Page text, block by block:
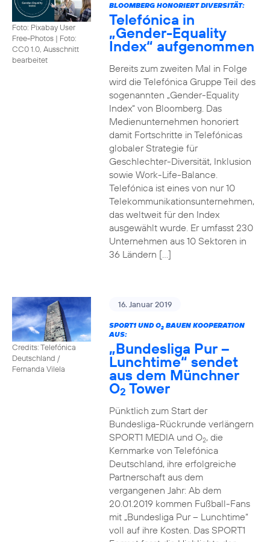
Foto: Pixabay User
Free-Photos | Foto:
CC0 1.0, Ausschnitt
bearbeitet
BLOOMBERG HONORIERT DIVERSITÄT:
Telefónica in
„Gender-Equality
Index“ aufgenommen
Bereits zum zweiten Mal in Folge
wird die Telefónica Gruppe Teil des
sogenannten „Gender-Equality
Index“ von Bloomberg. Das
Medienunternehmen honoriert
damit Fortschritte in Telefónicas
globaler Strategie für
Geschlechter-Diversität, Inklusion
sowie Work-Life-Balance.
Telefónica ist eines von nur 10
Telekommunikationsunternehmen,
das weltweit für den Index
ausgewählt wurde. Er umfasst 230
Unternehmen aus 10 Sektoren in
36 Ländern […]
Credits: Telefónica
Deutschland /
Fernanda Vilela
16. Januar 2019
SPORT1 UND O2BAUEN KOOPERATION
AUS:
„Bundesliga Pur –
Lunchtime“ sendet
aus dem Münchner
O2 Tower
Pünktlich zum Start der
Bundesliga-Rückrunde verlängern
SPORT1 MEDIA und O2, die
Kernmarke von Telefónica
Deutschland, ihre erfolgreiche
Partnerschaft aus dem
vergangenen Jahr: Ab dem
20.01.2019 kommen Fußball-Fans
mit „Bundesliga Pur – Lunchtime“
voll auf ihre Kosten. Das SPORT1